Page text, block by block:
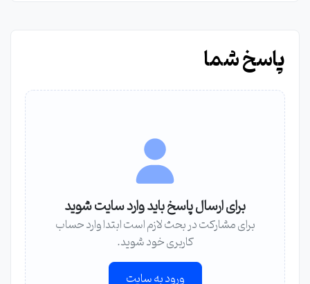
پاسخ شما
برای ارسال پاسخ باید وارد سایت شوید
برای مشارکت در بحث لازم است ابتدا وارد حساب
کاربری خود شوید.
ورود به سایت